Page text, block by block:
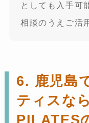
としても入手可
相談のうえご活
6. 鹿児島
ティスな
PILATES